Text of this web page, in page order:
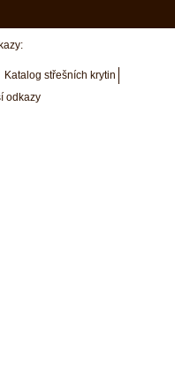
Katalog střešních krytin
odkazy